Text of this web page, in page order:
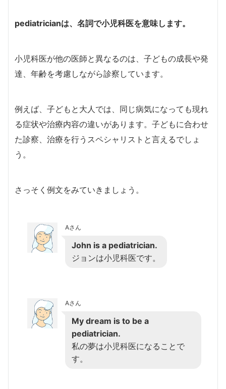
pediatricianは、名詞で小児科医を意味します。
小児科医が他の医師と異なるのは、子どもの成長や発
達、年齢を考慮しながら診察しています。
例えば、子どもと大人では、同じ病気になっても現れ
る症状や治療内容の違いがあります。子どもに合わせ
た診察、治療を行うスペシャリストと言えるでしょ
う。
さっそく例文をみていきましょう。
Aさん
John is a pediatrician.
ジョンは小児科医です。
Aさん
My dream is to be a
pediatrician.
私の夢は小児科医になることで
す。